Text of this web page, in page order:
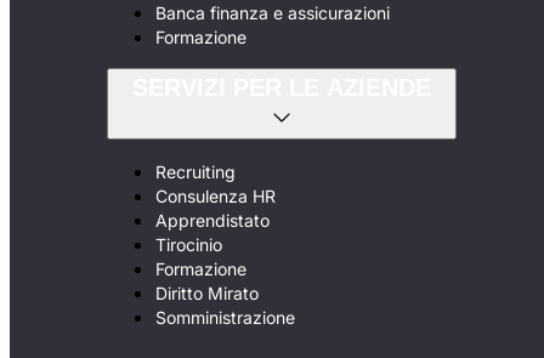
Banca finanza e assicurazioni
Formazione
Recruiting
Consulenza HR
Apprendistato
Tirocinio
Formazione
Diritto Mirato
Somministrazione